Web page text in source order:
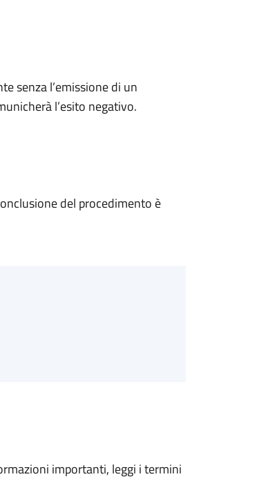
senza l’emissione di un
l’esito negativo.
del procedimento è
importanti, leggi i termini